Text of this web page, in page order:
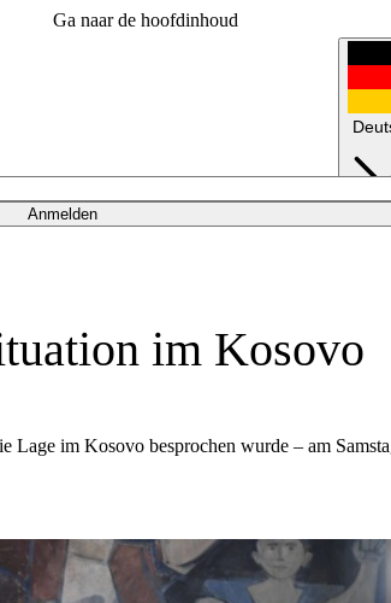
Ga naar de hoofdinhoud
Anmelden
im Kosovo
im Kosovo besprochen wurde – am